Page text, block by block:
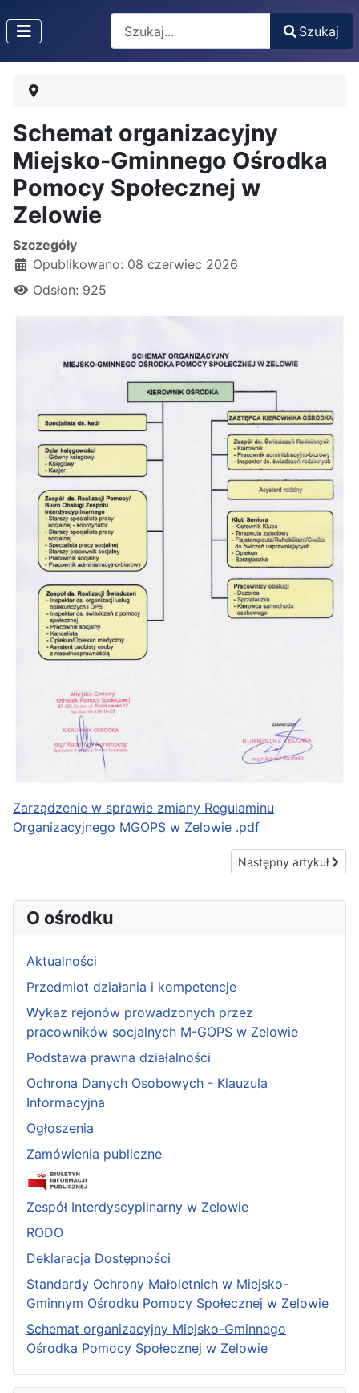
Type 2 or more characters for results.
Szukaj
Schemat organizacyjny
Miejsko-Gminnego Ośrodka
Pomocy Społecznej w
Zelowie
Szczegóły
Opublikowano: 08 czerwiec 2026
Odsłon: 925
Zarządzenie w sprawie zmiany Regulaminu
Organizacyjnego MGOPS w Zelowie .pdf
Następny artykuł:
Następny artykuł
O ośrodku
Aktualności
Przedmiot działania i kompetencje
Wykaz rejonów prowadzonych przez
pracowników socjalnych M-GOPS w Zelowie
Podstawa prawna działalności
Ochrona Danych Osobowych - Klauzula
Informacyjna
Ogłoszenia
Zamówienia publiczne
Zespół Interdyscyplinarny w Zelowie
RODO
Deklaracja Dostępności
Standardy Ochrony Małoletnich w Miejsko-
Gminnym Ośrodku Pomocy Społecznej w Zelowie
Schemat organizacyjny Miejsko-Gminnego
Ośrodka Pomocy Społecznej w Zelowie